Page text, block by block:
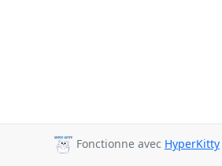
Fonctionne avec HyperKitty